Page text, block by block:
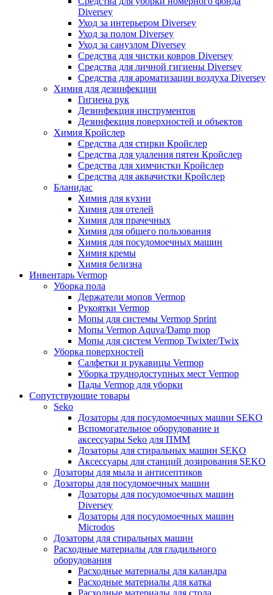
Diversey
Уход за интерьером Diversey
Уход за полом Diversey
Уход за санузлом Diversey
Средства для чистки ковров Diversey
Средства для личной гигиены Diversey
Средства для ароматизации воздуха Diversey
Химия для дезинфекции
Гигиена рук
Дезинфекция инструментов
Дезинфекция поверхностей и объектов
Химия Кройслер
Средства для стирки Кройслер
Средства для удаления пятен Кройслер
Средства для химчистки Кройслер
Средства для аквачистки Кройслер
Бланидас
Химия для кухни
Химия для отелей
Химия для прачечных
Химия для общего пользования
Химия для посудомоечных машин
Химия кремы
Химия белизна
Инвентарь Vermop
Уборка пола
Держатели мопов Vermop
Рукоятки Vermop
Мопы для системы Vermop Sprint
Мопы Vermop Aquva/Damp mop
Мопы для систем Vermop Twixter/Twix
Уборка поверхностей
Салфетки и рукавицы Vermop
Уборка труднодоступных мест Vermop
Пады Vermop для уборки
Сопутствующие товары
Seko
Дозаторы для посудомоечных машин SEKO
Вспомогательное оборудование и
аксессуары Seko для ПММ
Дозаторы для стиральных машин SEKO
Аксессуары для станций дозирования SEKO
Дозаторы для мыла и антисептиков
Дозаторы для посудомоечных машин
Дозаторы для посудомоечных машин
Diversey
Дозаторы для посудомоечных машин
Microdos
Дозаторы для стиральных машин
Расходные материалы для гладильного
оборудования
Расходные материалы для каландра
Расходные материалы для катка
Расходные материалы для стола